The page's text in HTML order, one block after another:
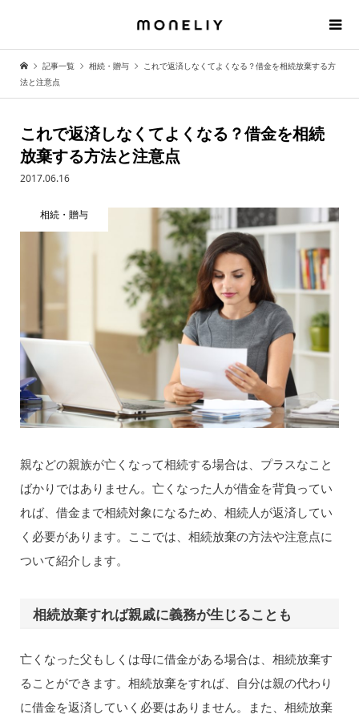
記事一覧 相続・贈与
これで返済しなくてよくなる？借金を相続放棄する方
法と注意点
これで返済しなくてよくなる？借金を相続
放棄する方法と注意点
2017.06.16
相続・贈与
親などの親族が亡くなって相続する場合は、プラスなこと
ばかりではありません。亡くなった人が借金を背負ってい
れば、借金まで相続対象になるため、相続人が返済してい
く必要があります。ここでは、相続放棄の方法や注意点に
ついて紹介します。
相続放棄すれば親戚に義務が生じることも
亡くなった父もしくは母に借金がある場合は、相続放棄す
ることができます。相続放棄をすれば、自分は親の代わり
に借金を返済していく必要はありません。また、相続放棄